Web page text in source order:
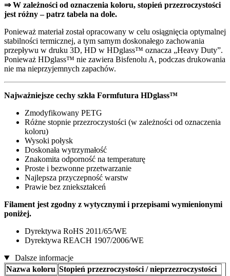
⇒ W zależności od oznaczenia koloru, stopień przezroczystości
jest różny – patrz tabela na dole.
Ponieważ materiał został opracowany w celu osiągnięcia optymalnej
stabilności termicznej, a tym samym doskonałego zachowania
przepływu w druku 3D, HD w HDglass™ oznacza „Heavy Duty”.
Ponieważ HDglass™ nie zawiera Bisfenolu A, podczas drukowania
nie ma nieprzyjemnych zapachów.
Najważniejsze cechy szkła Formfutura HDglass™
Zmodyfikowany PETG
Różne stopnie przezroczystości (w zależności od oznaczenia
koloru)
Wysoki połysk
Doskonała wytrzymałość
Znakomita odporność na temperaturę
Proste i bezwonne przetwarzanie
Najlepsza przyczepność warstw
Prawie bez zniekształceń
Filament jest zgodny z wytycznymi i przepisami wymienionymi
poniżej.
Dyrektywa RoHS 2011/65/WE
Dyrektywa REACH 1907/2006/WE
Dalsze informacje
Nazwa koloru Stopień przezroczystości / nieprzezroczystości